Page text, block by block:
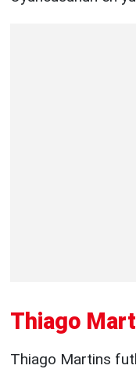
Thiago
Thiago Martins